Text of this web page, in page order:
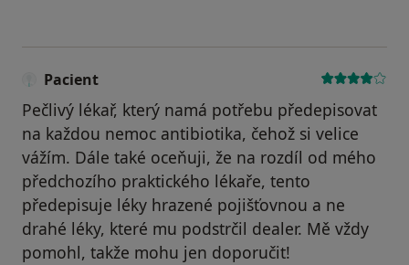
Pacient
Pečlivý lékař, který namá potřebu předepisovat
na každou nemoc antibiotika, čehož si velice
vážím. Dále také oceňuji, že na rozdíl od mého
předchozího praktického lékaře, tento
předepisuje léky hrazené pojišťovnou a ne
drahé léky, které mu podstrčil dealer. Mě vždy
pomohl, takže mohu jen doporučit!